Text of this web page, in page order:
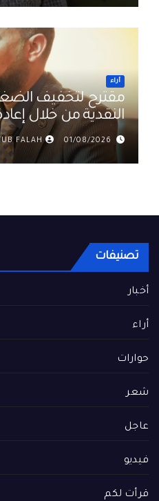
أراء
مقترح لتخفيف
النقدية من خلال
حميد
01/08/2026
FALAH
تصنيفات
أخبار
أراء
حوارات
شعر
عاجل
فيديو
قرأت لكم